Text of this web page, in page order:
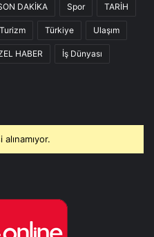
DAKİKA Spor TARİH
Turizm Türkiye Ulaşım
HABER İş Dünyası